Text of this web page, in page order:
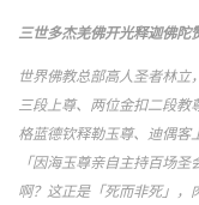
三世多杰羌佛开光释迦佛陀
世界佛教总部高人圣者林立
三段上尊、两位金扣二段教
格蓝德钦释勒玉尊、迪偶客
「因海玉尊亲自主持百场
啊？这正是「死而非死」，